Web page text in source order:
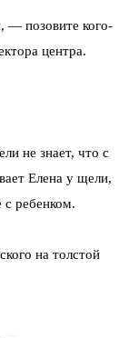
— позовите кого-
центра.
не знает, что с
Елена у щели,
ребенком.
на толстой